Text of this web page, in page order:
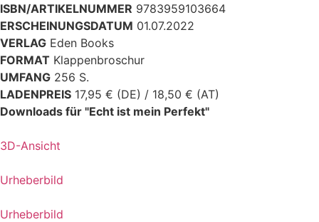
ISBN/ARTIKELNUMMER 9783959103664
ERSCHEINUNGSDATUM 01.07.2022
VERLAG Eden Books
FORMAT Klappenbroschur
UMFANG 256 S.
LADENPREIS 17,95 € (DE) / 18,50 € (AT)
Downloads für "Echt ist mein Perfekt"
3D-Ansicht
Urheberbild
Urheberbild